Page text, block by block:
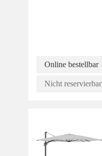
Online bestellbar
Nicht reservierbar